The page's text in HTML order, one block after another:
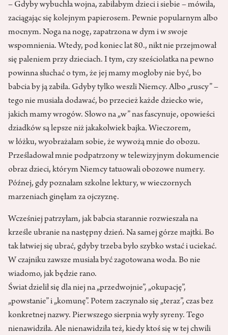
– Gdyby wybuchła wojna, zabiłabym dzieci i siebie – mówiła,
zaciągając się kolejnym papierosem. Pewnie popularnym albo
mocnym. Noga na nogę, zapatrzona w dym i w swoje
wspomnienia. Wtedy, pod koniec lat 80., nikt nie przejmował
się paleniem przy dzieciach. I tym, czy sześciolatka na pewno
powinna słuchać o tym, że jej mamy mogłoby nie być, bo
babcia by ją zabiła. Gdyby tylko weszli Niemcy. Albo „ruscy” –
tego nie musiała dodawać, bo przecież każde dziecko wie,
jakich mamy wrogów. Słowo na „w” nas fascynuje, opowieści
dziadków są lepsze niż jakakolwiek bajka. Wieczorem,
w łóżku, wyobrażałam sobie, że wywożą mnie do obozu.
Prześladował mnie podpatrzony w telewizyjnym dokumencie
obraz dzieci, którym Niemcy tatuowali obozowe numery.
Późnej, gdy poznałam szkolne lektury, w wieczornych
marzeniach ginęłam za ojczyznę.
Wcześniej patrzyłam, jak babcia starannie rozwieszała na
krześle ubranie na następny dzień. Na samej górze majtki. Bo
tak łatwiej się ubrać, gdyby trzeba było szybko wstać i uciekać.
W czajniku zawsze musiała być zagotowana woda. Bo nie
wiadomo, jak będzie rano.
Świat dzielił się dla niej na „przedwojnie”, „okupację”,
„powstanie” i „komunę”. Potem zaczynało się „teraz”, czas bez
konkretnej nazwy. Pierwszego sierpnia wyły syreny. Tego
nienawidziła. Ale nienawidziła też, kiedy ktoś się w tej chwili